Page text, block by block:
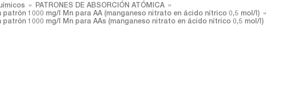
PATRONES DE ABSORCIÓN ATÓMICA
patrón 1000 mg/l Mn para AA (manganeso nitrato en ácido nítrico 0,5 mol/l)
patrón 1000 mg/l Mn para AAs (manganeso nitrato en ácido nítrico 0,5 mol/l)